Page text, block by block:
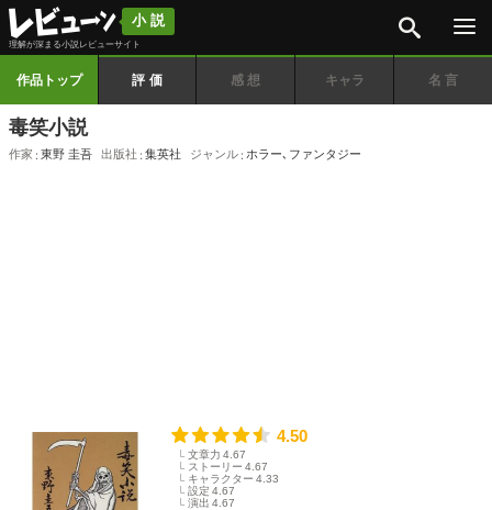
小説
理解が深まる小説レビューサイト
作品トップ 評価 感想 キャラ 名言
毒笑小説
作家 東野 圭吾 出版社 集英社 ジャンル ホラー､ ファンタジー
4.50
文章力 4.67
ストーリー 4.67
キャラクター 4.33
設定 4.67
演出 4.67